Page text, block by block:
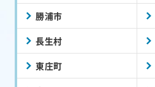
勝浦市
長生村
東庄町